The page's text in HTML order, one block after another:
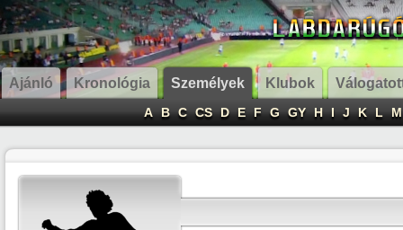
Ajánló Kronológia Személyek Klubok
A B C CS D E F G GY H I J K L M